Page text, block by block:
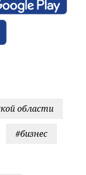
области
#бизнес